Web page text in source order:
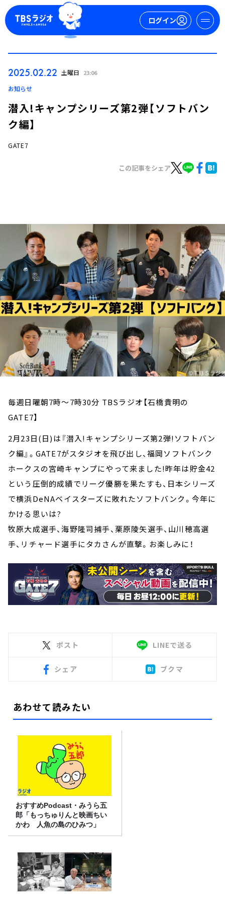
ログイン
お知らせ
イベント・グッズ
YouTube
会社情報
2025.02.22 土曜日 23:06
お知らせ
潜入!キャンプシリーズ第2弾【ソフトバン
ク編】
GATE7
この記事をシェア
毎週日曜朝7時～7時30分 TBSラジオ【石橋貴明の
GATE7】
2月23日(日)は『潜入!キャンプシリーズ第2弾!ソフトバン
ク編』。GATE7がスタジオを飛び出し、福岡ソフトバンク
ホークスの宮崎キャンプにやって来ました!昨年は貯金42
という圧倒的成績でリーグ優勝を果たすも、日本シリーズ
で横浜DeNAベイスターズに敗れたソフトバンク。今年に
かける思いは?
牧原大成選手、海野隆司捕手、栗原陵矢選手、山川穂高選
手、リチャード選手にタカさんが直撃。お楽しみに！
ポスト LINEで送る
シェア ブクマ
あわせて読みたい
おすすめPodcast・みうら五
郎「もっちゅりんと映画ちい
かわ 人魚の島のひみつ」